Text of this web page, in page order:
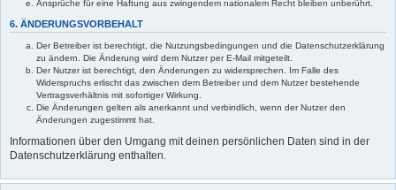
Ansprüche für eine Haftung aus zwingendem nationalem Recht bleiben unberührt.
6. ÄNDERUNGSVORBEHALT
Der Betreiber ist berechtigt, die Nutzungsbedingungen und die Datenschutzerklärung
zu ändern. Die Änderung wird dem Nutzer per E-Mail mitgeteilt.
Der Nutzer ist berechtigt, den Änderungen zu widersprechen. Im Falle des
Widerspruchs erlischt das zwischen dem Betreiber und dem Nutzer bestehende
Vertragsverhältnis mit sofortiger Wirkung.
Die Änderungen gelten als anerkannt und verbindlich, wenn der Nutzer den
Änderungen zugestimmt hat.
Informationen über den Umgang mit deinen persönlichen Daten sind in der
Datenschutzerklärung enthalten.